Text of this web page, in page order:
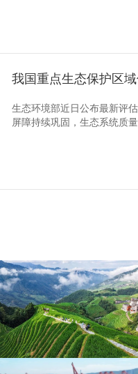
我国重点生态保护区
生态环境部近日公布最新评
屏障持续巩固，生态系统质